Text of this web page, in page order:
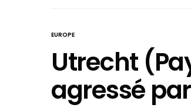
EUROPE
Utrecht
agressé